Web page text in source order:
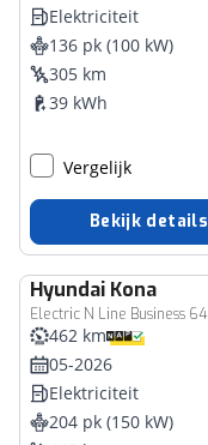
Elektriciteit
136 pk (100 kW)
305 km
39 kWh
Vergelijk
Bekijk details
Hyundai Kona
462 km
05-2026
Elektriciteit
204 pk (150 kW)